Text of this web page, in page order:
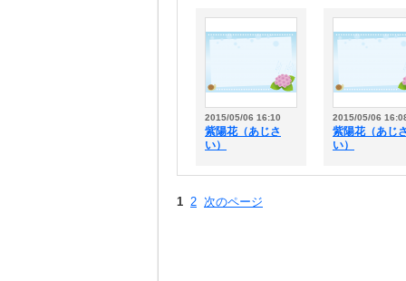
2015/05/06 16:10
紫陽花（あじさ
い）
2015/05/06
紫陽花（あじ
い）
1 2 次のページ